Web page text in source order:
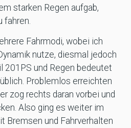
starken Regen aufgab,
fahren.
Fahrmodi, wobei ich
nutze, diesmal jedoch
201PS und Regen bedeutet
Problemlos erreichten
zog rechts daran vorbei und
Also ging es weiter im
Bremsen und Fahrverhalten